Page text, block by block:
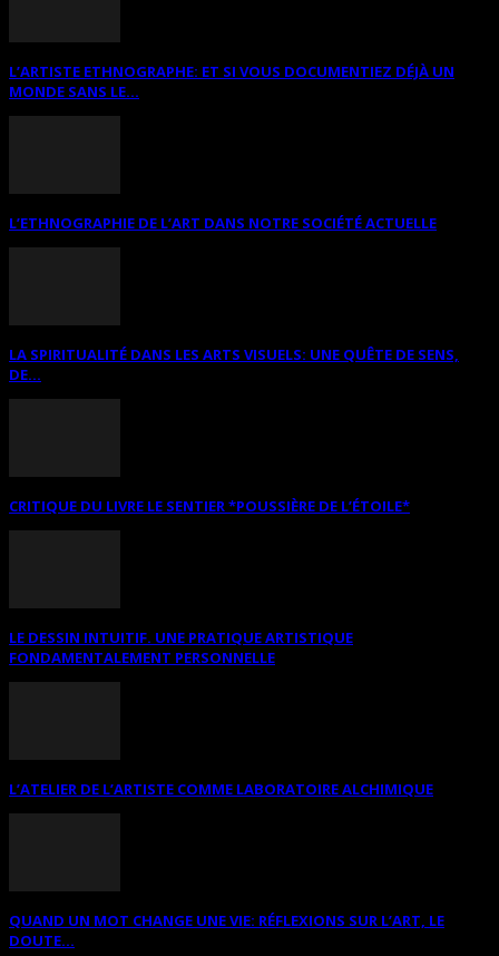
L’ARTISTE ETHNOGRAPHE: ET SI VOUS DOCUMENTIEZ DÉJÀ UN
MONDE SANS LE...
L’ETHNOGRAPHIE DE L’ART DANS NOTRE SOCIÉTÉ ACTUELLE
LA SPIRITUALITÉ DANS LES ARTS VISUELS: UNE QUÊTE DE SENS,
DE...
CRITIQUE DU LIVRE LE SENTIER *POUSSIÈRE DE L’ÉTOILE*
LE DESSIN INTUITIF. UNE PRATIQUE ARTISTIQUE
FONDAMENTALEMENT PERSONNELLE
L’ATELIER DE L’ARTISTE COMME LABORATOIRE ALCHIMIQUE
QUAND UN MOT CHANGE UNE VIE: RÉFLEXIONS SUR L’ART, LE
DOUTE...